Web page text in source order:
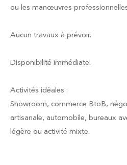
ou les manœuvres
Aucun travaux à prévoir.
Disponibilité immédiate.
Activités idéales :
Showroom, commerce BtoB,
artisanale, automobile, bureaux
légère ou activité mixte.